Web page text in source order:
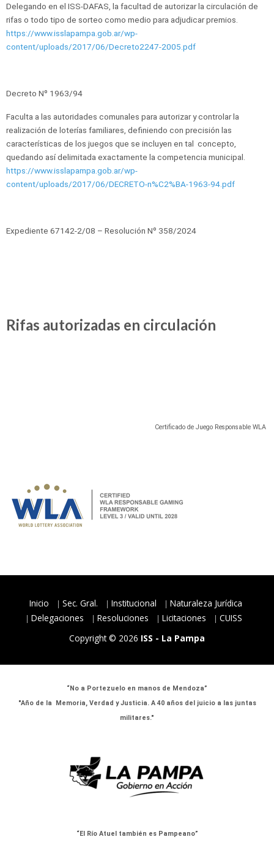
Delegando en el ISS-DAFAS, la facultad de autorizar la circulación de
rifas o todo tipo de sorteo como medio para adjudicar premios.
https://www.isslapampa.gob.ar/wp-
content/uploads/2017/06/Decreto2247-2005.pdf
Decreto Nº 1963/94
Faculta a las autoridades comunales para autorizar y controlar la
realización de loterías familiares, definiendo con precisión las
características de los juegos que se incluyen en tal concepto,
quedando así delimitada exactamente la competencia municipal.
https://www.isslapampa.gob.ar/wp-
content/uploads/2017/06/DECRETO-n%C2%BA-1963-94.pdf
Expediente 67142-2/08 – Resolución Nº 358/2024
Rifas autorizadas en circulación
Certificado de Juego Responsable WLA
Inicio Sec. Gral. Institucional
Naturaleza Jurídica
Delegaciones
Resoluciones Licitaciones
CUISS
Copyright © 2026 ISS - La Pampa
“No a Portezuelo en manos de Mendoza”
"Año de la Memoria, Verdad y Justicia. A 40 años del juicio a las juntas
militares."
“El Río Atuel también es Pampeano”